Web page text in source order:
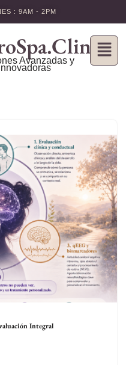
: 9AM - 2PM
Avanzadas y
Integral